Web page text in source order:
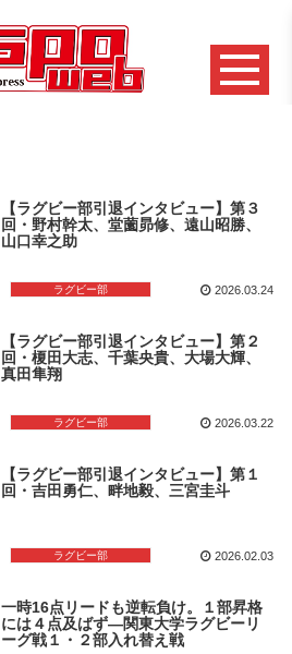
ラグビー部
【ラグビー部引退インタビュー】第３
回・野村幹太、堂薗昴修、遠山昭勝、
山口幸之助
2026.03.24
ラグビー部
【ラグビー部引退インタビュー】第２
回・榎田大志、千葉央貴、大場大輝、
真田隼翔
2026.03.22
ラグビー部
【ラグビー部引退インタビュー】第１
回・吉田勇仁、畔地毅、三宮圭斗
2026.02.03
一時16点リードも逆転負け。１部昇格
には４点及ばず―関東大学ラグビーリ
ーグ戦１・２部入れ替え戦